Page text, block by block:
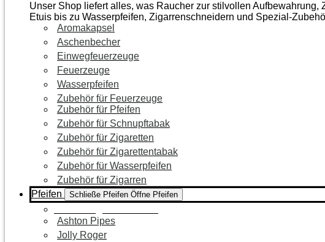
Unser Shop liefert alles, was Raucher zur stilvollen
Etuis bis zu Wasserpfeifen, Zigarrenschneidern und Spezial-
Aromakapsel
Aschenbecher
Einwegfeuerzeuge
Feuerzeuge
Wasserpfeifen
Zubehör für Feuerzeuge
Zubehör für Pfeifen
Zubehör für Schnupftabak
Zubehör für Zigaretten
Zubehör für Zigarettentabak
Zubehör für Wasserpfeifen
Zubehör für Zigarren
Pfeifen
Schließe Pfeifen Öffne Pfeifen
Ashton Pipes
Jolly Roger